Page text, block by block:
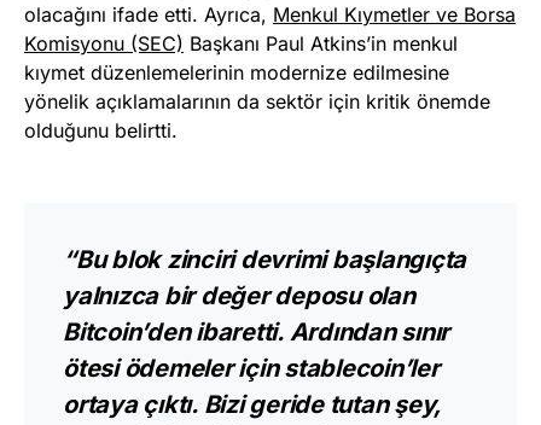
olacağını ifade etti. Ayrıca, Menkul Kıymetler ve Borsa
Komisyonu (SEC) Başkanı Paul Atkins’in menkul
kıymet düzenlemelerinin modernize edilmesine
yönelik açıklamalarının da sektör için kritik önemde
olduğunu belirtti.
“Bu blok zinciri devrimi başlangıçta
yalnızca bir değer deposu olan
Bitcoin’den ibaretti. Ardından sınır
ötesi ödemeler için stablecoin’ler
ortaya çıktı. Bizi geride tutan şey,